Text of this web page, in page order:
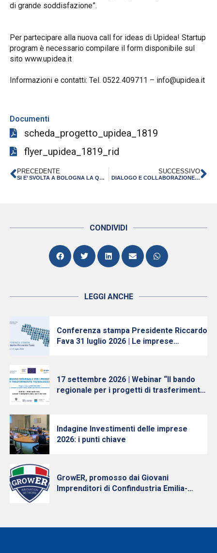
di grande soddisfazione”.
Per partecipare alla nuova call for ideas di Upidea! Startup
program è necessario compilare il form disponibile sul
sito www.upidea.it
Informazioni e contatti: Tel. 0522.409711 – info@upidea.it
Documenti
scheda_progetto_upidea_1819
flyer_upidea_1819_rid
PRECEDENTE
SI E’ SVOLTA A BOLOGNA LA QUINTA EDIZIONE DI MEET IN ITALY FOR LIFE SCIENCES
SUCCESSIVO
DIALOGO E COLLABORAZIONE: LE PAROLE CHIAVE DELL’INCONTRO OGGI A BOLOGNA “L’INDUSTRIA DELL’EMILIA-ROMAGNA DIALOGA CON I PARLAMENTARI DELLA REGIONE”
CONDIVIDI
LEGGI ANCHE
Conferenza stampa Presidente Riccardo
Fava 31 luglio 2026 | Le imprese
17 settembre 2026 | Webinar “Il bando
regionale per i progetti di trasferimento
Indagine Investimenti delle imprese
2026: i punti chiave
GrowER, promosso dai Giovani
Imprenditori di Confindustria Emilia-